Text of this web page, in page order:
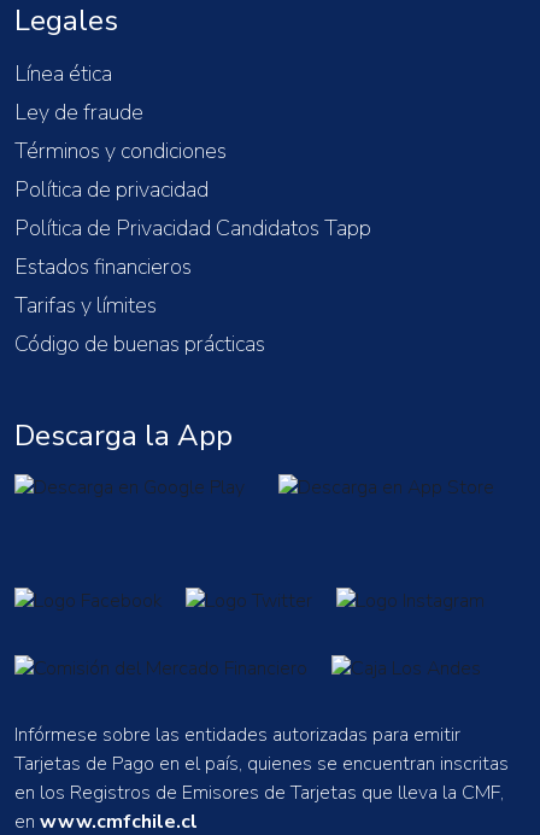
Descarga la App
Legales
Línea ética
Ley de fraude
Términos y condiciones
Política de privacidad
Política de Privacidad Candidatos Tapp
Estados financieros
Tarifas y límites
Código de buenas prácticas
Infórmese sobre las entidades autorizadas para emitir
Tarjetas de Pago en el país, quienes se encuentran inscritas
en los Registros de Emisores de Tarjetas que lleva la CMF,
en www.cmfchile.cl